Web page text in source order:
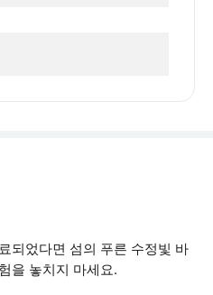
되었다면 섬의 푸른 수정빛 바
을 놓치지 마세요.